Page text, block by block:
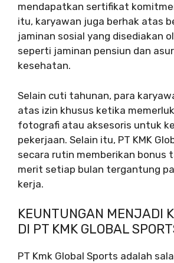
mendapatkan sertifikat
itu, karyawan juga berhak atas
jaminan sosial yang disediakan
seperti jaminan pensiun dan
kesehatan.
Selain cuti tahunan, para
atas izin khusus ketika
fotografi atau aksesoris untuk
pekerjaan. Selain itu, PT KMK
secara rutin memberikan bonus
merit setiap bulan tergantung
kerja.
KEUNTUNGAN MENJADI
DI PT KMK GLOBAL
PT Kmk Global Sports adalah